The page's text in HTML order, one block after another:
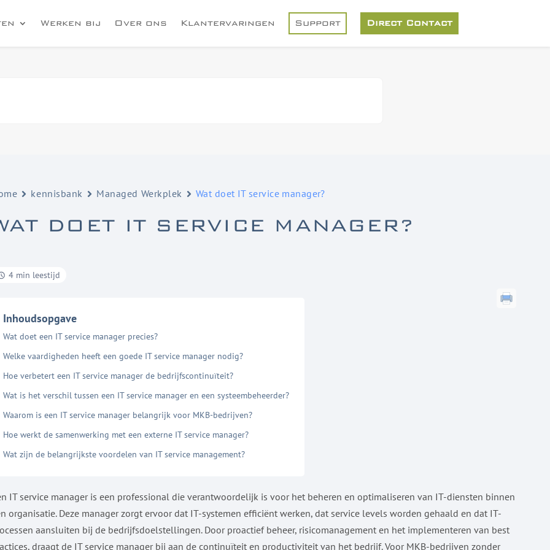
Werken bij Over ons Klantervaringen Support Direct Contact
kennisbank Managed Werkplek Wat doet IT service manager?
DOET IT SERVICE MANAGER?
4 min leestijd
Inhoudsopgave
Wat doet een IT service manager precies?
Welke vaardigheden heeft een goede IT service manager nodig?
Hoe verbetert een IT service manager de bedrijfscontinuïteit?
Wat is het verschil tussen een IT service manager en een systeembeheerder?
Waarom is een IT service manager belangrijk voor MKB-bedrijven?
Hoe werkt de samenwerking met een externe IT service manager?
Wat zijn de belangrijkste voordelen van IT service management?
IT service manager is een professional die verantwoordelijk is voor het beheren en optimaliseren van IT-diensten binnen
organisatie. Deze manager zorgt ervoor dat IT-systemen efficiënt werken, dat service levels worden gehaald en dat IT-
aansluiten bij de bedrijfsdoelstellingen. Door proactief beheer, risicomanagement en het implementeren van best
draagt de IT service manager bij aan de continuïteit en productiviteit van het bedrijf. Voor MKB-bedrijven zonder